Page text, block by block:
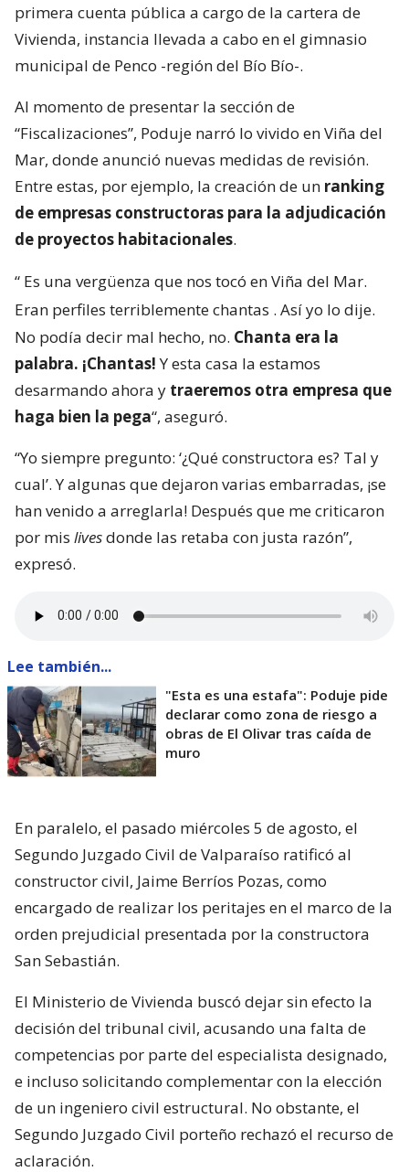
primera cuenta pública a cargo de la cartera de
Vivienda, instancia llevada a cabo en el gimnasio
municipal de Penco -región del Bío Bío-.
Al momento de presentar la sección de
“Fiscalizaciones”, Poduje narró lo vivido en Viña del
Mar, donde anunció nuevas medidas de revisión.
Entre estas, por ejemplo, la creación de un ranking
de empresas constructoras para la adjudicación
de proyectos habitacionales.
“ Es una vergüenza que nos tocó en Viña del Mar.
Eran perfiles terriblemente chantas . Así yo lo dije.
No podía decir mal hecho, no. Chanta era la
palabra. ¡Chantas!Y esta casa la estamos
desarmando ahora y traeremos otra empresa que
haga bien la pega“, aseguró.
“Yo siempre pregunto: ‘¿Qué constructora es? Tal y
cual’. Y algunas que dejaron varias embarradas, ¡se
han venido a arreglarla! Después que me criticaron
por mis livesdonde las retaba con justa razón”,
expresó.
Lee también...
"Esta es una estafa": Poduje pide
declarar como zona de riesgo a
obras de El Olivar tras caída de
muro
En paralelo, el pasado miércoles 5 de agosto, el
Segundo Juzgado Civil de Valparaíso ratificó al
constructor civil, Jaime Berríos Pozas, como
encargado de realizar los peritajes en el marco de la
orden prejudicial presentada por la constructora
San Sebastián.
El Ministerio de Vivienda buscó dejar sin efecto la
decisión del tribunal civil, acusando una falta de
competencias por parte del especialista designado,
e incluso solicitando complementar con la elección
de un ingeniero civil estructural. No obstante, el
Segundo Juzgado Civil porteño rechazó el recurso de
aclaración.